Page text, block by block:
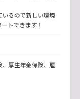
るので新しい環境
トできます！
厚生年金保険、雇